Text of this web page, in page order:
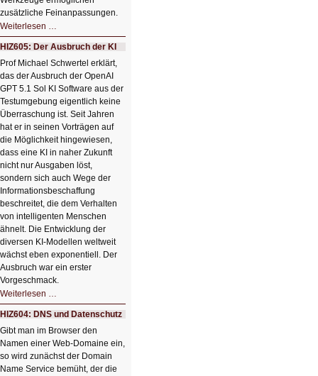
zusätzliche Feinanpassungen.
Weiterlesen …
Bildverschönerung
mit
einem
Klick
HIZ606:
Bildverschönerung
mit
einem
Klick
HIZ605: Der Ausbruch der KI
Prof Michael Schwertel erklärt,
das der Ausbruch der OpenAI
GPT 5.1 Sol KI Software aus der
Testumgebung eigentlich keine
Überraschung ist. Seit Jahren
hat er in seinen Vorträgen auf
die Möglichkeit hingewiesen,
dass eine KI in naher Zukunft
nicht nur Ausgaben löst,
sondern sich auch Wege der
Informationsbeschaffung
beschreitet, die dem Verhalten
von intelligenten Menschen
ähnelt. Die Entwicklung der
diversen KI-Modellen weltweit
wächst eben exponentiell. Der
Ausbruch war ein erster
Vorgeschmack.
Weiterlesen …
Der
Ausbruch
der
KI
HIZ604: DNS und Datenschutz
Gibt man im Browser den
Namen einer Web-Domaine ein,
so wird zunächst der Domain
Name Service bemüht, der die